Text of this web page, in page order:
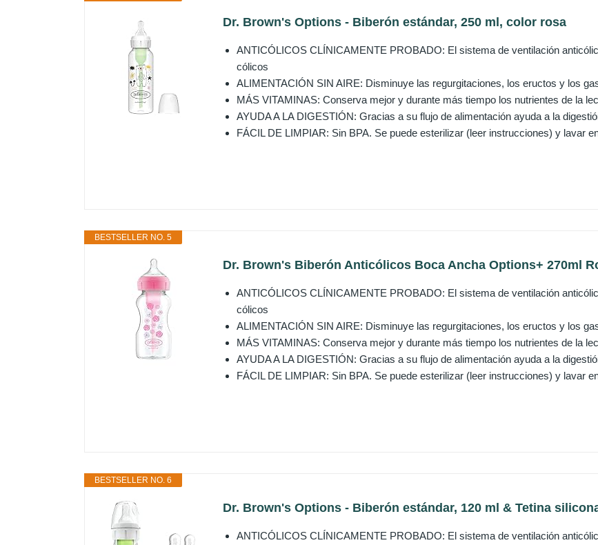
Dr. Brown's Options - Biberón estándar, 250 ml, color rosa
ANTICÓLICOS CLÍNICAMENTE PROBADO: El sistema de ventilación
cólicos
ALIMENTACIÓN SIN AIRE: Disminuye las regurgitaciones, los eructos y los
MÁS VITAMINAS: Conserva mejor y durante más tiempo los nutrientes de la
AYUDA A LA DIGESTIÓN: Gracias a su flujo de alimentación ayuda a la
FÁCIL DE LIMPIAR: Sin BPA. Se puede esterilizar (leer instrucciones) y lavar
BESTSELLER NO. 5
Dr. Brown's Biberón Anticólicos Boca Ancha Options+ 270ml
ANTICÓLICOS CLÍNICAMENTE PROBADO: El sistema de ventilación
cólicos
ALIMENTACIÓN SIN AIRE: Disminuye las regurgitaciones, los eructos y los
MÁS VITAMINAS: Conserva mejor y durante más tiempo los nutrientes de la
AYUDA A LA DIGESTIÓN: Gracias a su flujo de alimentación ayuda a la
FÁCIL DE LIMPIAR: Sin BPA. Se puede esterilizar (leer instrucciones) y lavar
BESTSELLER NO. 6
Dr. Brown's Options - Biberón estándar, 120 ml & Tetina
ANTICÓLICOS CLÍNICAMENTE PROBADO: El sistema de ventilación